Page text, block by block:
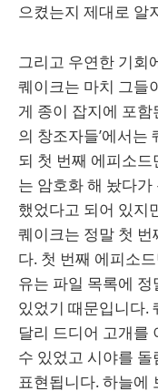
으켰는지 제대로 알
그리고 우연한 기회
퀘이크는 마치 그들
게 종이 잡지에 포함
의 창조자들’에서
되 첫 번째 에피소
는 암호화 해 놨다
했었다고 되어 있지
퀘이크는 정말 첫
다. 첫 번째 에피소
유는 파일 목록에
있었기 때문입니다.
달리 드디어 고개를
수 있었고 시야를
표현됩니다. 하늘에